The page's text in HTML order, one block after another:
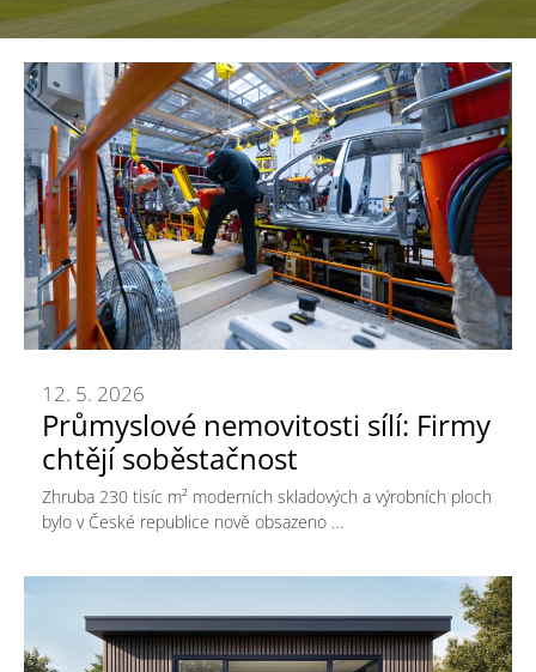
Průmyslové nemovitosti sílí: Firmy
chtějí soběstačnost
12. 5. 2026
Zhruba 230 tisíc m² moderních skladových a výrobních ploch
bylo v České republice nově obsazeno …